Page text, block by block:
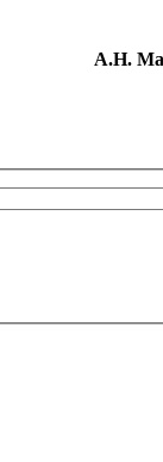
А.Н.